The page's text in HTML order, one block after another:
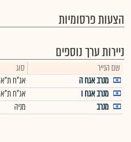
הצעות פרסומיות
ניירות ערך נוספים
שם הנייר סוג
מנרב אגח ה
אג"ח ת"א
מנרב אגח ו
אג"ח ת"א
מנרב
מניה